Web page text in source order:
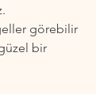
görebilir
bir